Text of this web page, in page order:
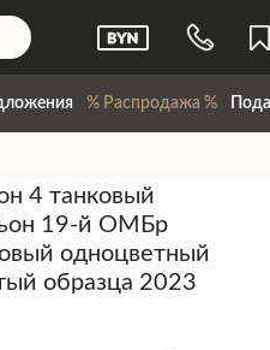
% Распродажа %
4 танковый
19-й ОМБр
одноцветный
образца 2023